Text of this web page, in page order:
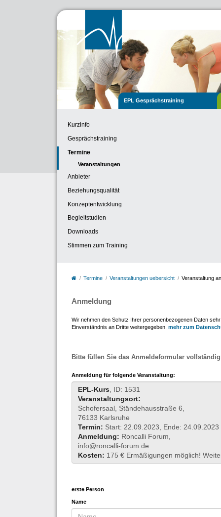
EPL Gesprächstraining
Kurzinfo
Gesprächstraining
Termine
Veranstaltungen
Anbieter
Beziehungsqualität
Konzeptentwicklung
Begleitstudien
Downloads
Stimmen zum Training
Termine Veranstaltungen uebersicht Veranstaltung
Anmeldung
Wir nehmen den Schutz Ihrer personenbezogenen Daten
Einverständnis an Dritte weitergegeben. mehr zum
Bitte füllen Sie das Anmeldeformular
Anmeldung für folgende Veranstaltung:
EPL-Kurs , ID: 1531
Veranstaltungsort:
Schofersaal, Ständehausstraße 6,
76133 Karlsruhe
Termin: Start: 22.09.2023, Ende: 24.09.2023
Anmeldung: Roncalli Forum,
info@roncalli-forum.de
Kosten: 175 € Ermäßigungen möglich!
erste Person
Name